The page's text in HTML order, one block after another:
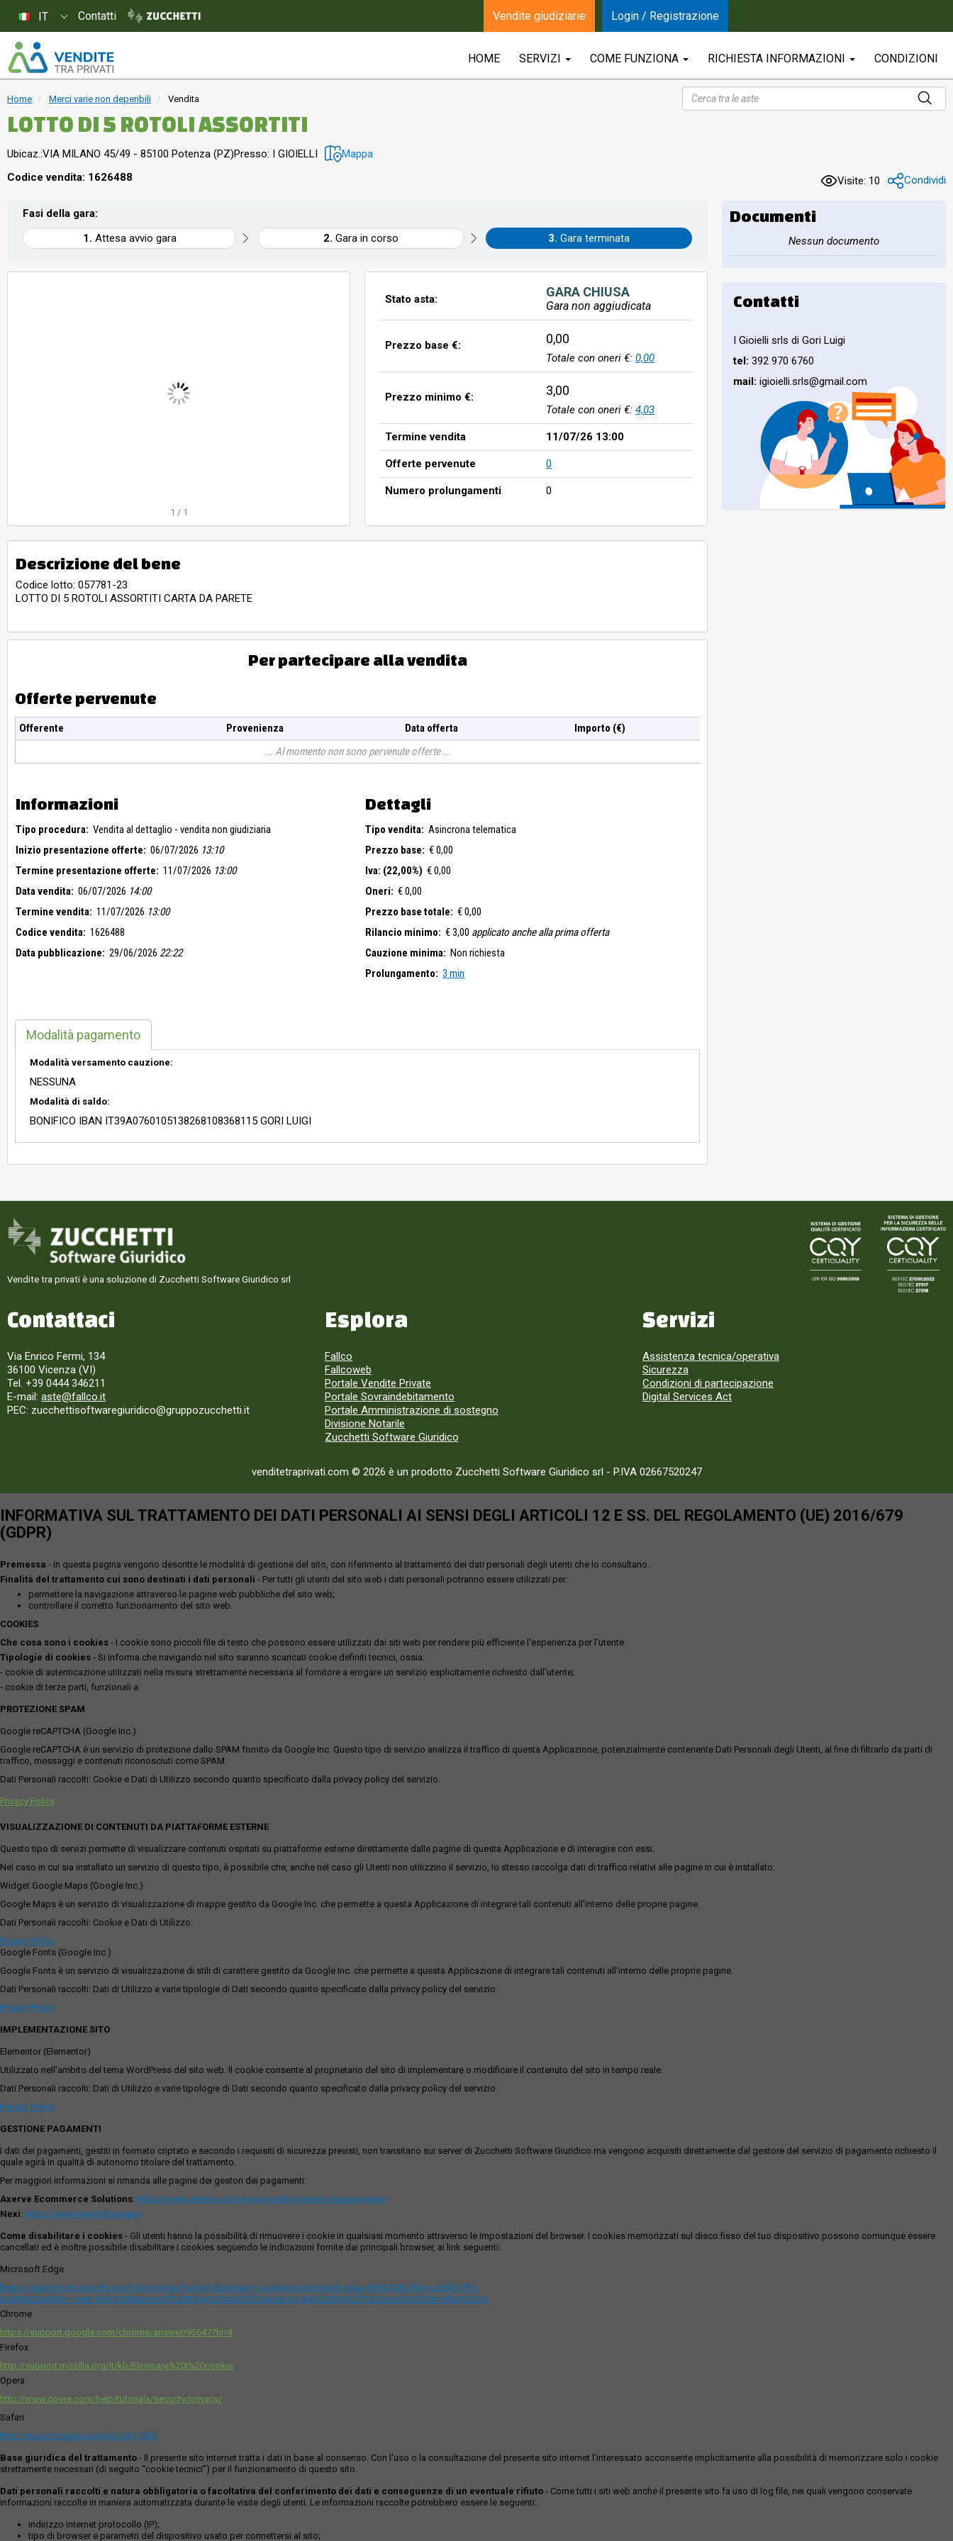
HOME SERVIZI COME FUNZIONA RICHIESTA INFORMAZIONI CONDIZIONI
Home Merci varie non deperibili Vendita
LOTTO DI 5 ROTOLI ASSORTITI
Ubicaz.:VIA MILANO 45/49 - 85100 Potenza (PZ)Presso: I GIOIELLI Mappa
Codice vendita: 1626488 Visite: 10 Condividi
Fasi della gara:
Attesa avvio gara
Gara in corso Gara terminata
1 / 1
Stato asta: GARA CHIUSA
Gara non aggiudicata
Prezzo base €: 0,00
Totale con oneri €: 0,00
Prezzo minimo €: 3,00
Totale con oneri €: 4,03
Termine vendita 11/07/26 13:00
Offerte pervenute 0
Numero prolungamenti 0
Descrizione del bene
Codice lotto: 057781-23
LOTTO DI 5 ROTOLI ASSORTITI CARTA DA PARETE
Per partecipare alla vendita
Offerte pervenute
Offerente Provenienza Data offerta
Importo (€)
Al momento non sono pervenute offerte
Informazioni
Tipo procedura: Vendita al dettaglio - vendita non giudiziaria
Inizio presentazione offerte: 06/07/2026 13:10
Termine presentazione offerte: 11/07/2026 13:00
Data vendita: 06/07/2026 14:00
Termine vendita: 11/07/2026 13:00
Codice vendita: 1626488
Data pubblicazione: 29/06/2026 22:22
Dettagli
Tipo vendita: Asincrona telematica
Prezzo base: € 0,00
Iva: (22,00%) € 0,00
Oneri: € 0,00
Prezzo base totale: € 0,00
Rilancio minimo: € 3,00 applicato anche alla prima offerta
Cauzione minima: Non richiesta
Prolungamento: 3 min
Modalità pagamento
Modalità versamento cauzione:
NESSUNA
Modalità di saldo:
BONIFICO IBAN IT39A0760105138268108368115 GORI LUIGI
Documenti
Nessun documento
Contatti
I Gioielli srls di Gori Luigi
tel: 392 970 6760
mail: igioielli.srls@gmail.com
Vendite tra privati è una soluzione di Zucchetti Software Giuridico srl
Contattaci
Via Enrico Fermi, 134
36100 Vicenza (VI)
Tel. +39 0444 346211
E-mail: aste@fallco.it
PEC: zucchettisoftwaregiuridico@gruppozucchetti.it
Esplora
Fallco
Fallcoweb
Portale Vendite Private
Portale Sovraindebitamento
Portale Amministrazione di sostegno
Divisione Notarile
Zucchetti Software Giuridico
Servizi
Assistenza tecnica/operativa
Sicurezza
Condizioni di partecipazione
Digital Services Act
venditetraprivati.com © 2026 è un prodotto Zucchetti Software Giuridico srl - P.IVA 02667520247
IT Contatti Vendite giudiziarie Login / Registrazione
INFORMATIVA SUL TRATTAMENTO DEI DATI PERSONALI AI SENSI DEGLI ARTICOLI 12 E SS. DEL REGOLAMENTO (UE) 2016/679
(GDPR)
Premessa - In questa pagina vengono descritte le modalità di gestione del sito, con riferimento al trattamento dei dati personali degli utenti che lo consultano.
Finalità del trattamento cui sono destinati i dati personali - Per tutti gli utenti del sito web i dati personali potranno essere utilizzati per:
permettere la navigazione attraverso le pagine web pubbliche del sito web;
controllare il corretto funzionamento del sito web.
COOKIES
Che cosa sono i cookies - I cookie sono piccoli file di testo che possono essere utilizzati dai siti web per rendere più efficiente l'esperienza per l'utente.
Tipologie di cookies - Si informa che navigando nel sito saranno scaricati cookie definiti tecnici, ossia:
- cookie di autenticazione utilizzati nella misura strettamente necessaria al fornitore a erogare un servizio esplicitamente richiesto dall'utente;
- cookie di terze parti, funzionali a:
PROTEZIONE SPAM
Google reCAPTCHA (Google Inc.)
Google reCAPTCHA è un servizio di protezione dallo SPAM fornito da Google Inc. Questo tipo di servizio analizza il traffico di questa Applicazione, potenzialmente contenente Dati Personali degli Utenti, al fine di filtrarlo da parti di
traffico, messaggi e contenuti riconosciuti come SPAM.
Dati Personali raccolti: Cookie e Dati di Utilizzo secondo quanto specificato dalla privacy policy del servizio.
Privacy Policy
VISUALIZZAZIONE DI CONTENUTI DA PIATTAFORME ESTERNE
Questo tipo di servizi permette di visualizzare contenuti ospitati su piattaforme esterne direttamente dalle pagine di questa Applicazione e di interagire con essi.
Nel caso in cui sia installato un servizio di questo tipo, è possibile che, anche nel caso gli Utenti non utilizzino il servizio, lo stesso raccolga dati di traffico relativi alle pagine in cui è installato.
Widget Google Maps (Google Inc.)
Google Maps è un servizio di visualizzazione di mappe gestito da Google Inc. che permette a questa Applicazione di integrare tali contenuti all'interno delle proprie pagine.
Dati Personali raccolti: Cookie e Dati di Utilizzo.
Privacy Policy
Google Fonts (Google Inc.)
Google Fonts è un servizio di visualizzazione di stili di carattere gestito da Google Inc. che permette a questa Applicazione di integrare tali contenuti all'interno delle proprie pagine.
Dati Personali raccolti: Dati di Utilizzo e varie tipologie di Dati secondo quanto specificato dalla privacy policy del servizio.
Privacy Policy
IMPLEMENTAZIONE SITO
Elementor (Elementor)
Utilizzato nell'ambito del tema WordPress del sito web. Il cookie consente al proprietario del sito di implementare o modificare il contenuto del sito in tempo reale.
Dati Personali raccolti: Dati di Utilizzo e varie tipologie di Dati secondo quanto specificato dalla privacy policy del servizio.
Privacy Policy
GESTIONE PAGAMENTI
I dati dei pagamenti, gestiti in formato criptato e secondo i requisiti di sicurezza previsti, non transitano sui server di Zucchetti Software Giuridico ma vengono acquisiti direttamente dal gestore del servizio di pagamento richiesto il
quale agirà in qualità di autonomo titolare del trattamento.
Per maggiori informazioni si rimanda alle pagine dei gestori dei pagamenti:
Axerve Ecommerce Solutions: https://www.axerve.com/privacy-policy/servizi-di-pagamento
Nexi: https://www.nexi.it/it/privacy
Come disabilitare i cookies - Gli utenti hanno la possibilità di rimuovere i cookie in qualsiasi momento attraverso le impostazioni del browser. I cookies memorizzati sul disco fisso del tuo dispositivo possono comunque essere
cancellati ed è inoltre possibile disabilitare i cookies seguendo le indicazioni fornite dai principali browser, ai link seguenti:
Microsoft Edge
https://support.microsoft.com/it-it/microsoft-edge/eliminare-i-cookie-in-microsoft-edge-63947406-40ac-c3b8-57b9-
2a946a29ae09#:~:text=Apri%20Microsoft%20Edge%20and%20seleziona,del%20sito%2C%20quindi%20Cancella%20ora.
Chrome
https://support.google.com/chrome/answer/95647?hl=it
Firefox
http://support.mozilla.org/it/kb/Eliminare%20i%20cookie
Opera
http://www.opera.com/help/tutorials/security/privacy/
Safari
http://support.apple.com/kb/ph11920
Base giuridica del trattamento - Il presente sito internet tratta i dati in base al consenso. Con l'uso o la consultazione del presente sito internet l’interessato acconsente implicitamente alla possibilità di memorizzare solo i cookie
strettamente necessari (di seguito “cookie tecnici”) per il funzionamento di questo sito.
Dati personali raccolti e natura obbligatoria o facoltativa del conferimento dei dati e conseguenze di un eventuale rifiuto - Come tutti i siti web anche il presente sito fa uso di log file, nei quali vengono conservate
informazioni raccolte in maniera automatizzata durante le visite degli utenti. Le informazioni raccolte potrebbero essere le seguenti:
indirizzo internet protocollo (IP);
tipo di browser e parametri del dispositivo usato per connettersi al sito;